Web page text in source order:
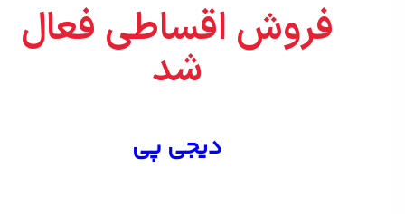
فروش اقساطی فعال
شد
دیجی پی